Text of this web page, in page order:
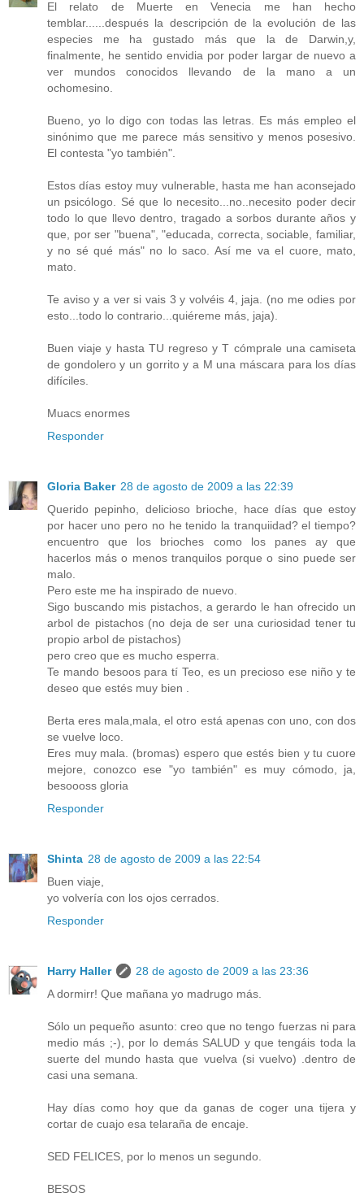
El relato de Muerte en Venecia me han hecho
temblar......después la descripción de la evolución de las
especies me ha gustado más que la de Darwin,y,
finalmente, he sentido envidia por poder largar de nuevo a
ver mundos conocidos llevando de la mano a un
ochomesino.
Bueno, yo lo digo con todas las letras. Es más empleo el
sinónimo que me parece más sensitivo y menos posesivo.
El contesta "yo también".
Estos días estoy muy vulnerable, hasta me han aconsejado
un psicólogo. Sé que lo necesito...no..necesito poder decir
todo lo que llevo dentro, tragado a sorbos durante años y
que, por ser "buena", "educada, correcta, sociable, familiar,
y no sé qué más" no lo saco. Así me va el cuore, mato,
mato.
Te aviso y a ver si vais 3 y volvéis 4, jaja. (no me odies por
esto...todo lo contrario...quiéreme más, jaja).
Buen viaje y hasta TU regreso y T cómprale una camiseta
de gondolero y un gorrito y a M una máscara para los días
difíciles.
Muacs enormes
Responder
Gloria Baker 28 de agosto de 2009 a las 22:39
Querido pepinho, delicioso brioche, hace días que estoy
por hacer uno pero no he tenido la tranquiidad? el tiempo?
encuentro que los brioches como los panes ay que
hacerlos más o menos tranquilos porque o sino puede ser
malo.
Pero este me ha inspirado de nuevo.
Sigo buscando mis pistachos, a gerardo le han ofrecido un
arbol de pistachos (no deja de ser una curiosidad tener tu
propio arbol de pistachos)
pero creo que es mucho esperra.
Te mando besoos para tí Teo, es un precioso ese niño y te
deseo que estés muy bien .
Berta eres mala,mala, el otro está apenas con uno, con dos
se vuelve loco.
Eres muy mala. (bromas) espero que estés bien y tu cuore
mejore, conozco ese "yo también" es muy cómodo, ja,
besoooss gloria
Responder
Shinta 28 de agosto de 2009 a las 22:54
Buen viaje,
yo volvería con los ojos cerrados.
Responder
Harry Haller
28 de agosto de 2009 a las 23:36
A dormirr! Que mañana yo madrugo más.
Sólo un pequeño asunto: creo que no tengo fuerzas ni para
medio más ;-), por lo demás SALUD y que tengáis toda la
suerte del mundo hasta que vuelva (si vuelvo) .dentro de
casi una semana.
Hay días como hoy que da ganas de coger una tijera y
cortar de cuajo esa telaraña de encaje.
SED FELICES, por lo menos un segundo.
BESOS